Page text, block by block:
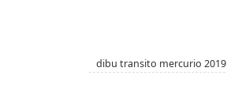
dibu transito mercurio 2019